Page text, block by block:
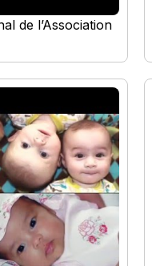
de l’Association